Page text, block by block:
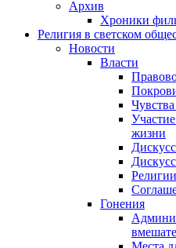
Архив
Хроники
Религия в светском
Новости
Власти
жизни
Гонения